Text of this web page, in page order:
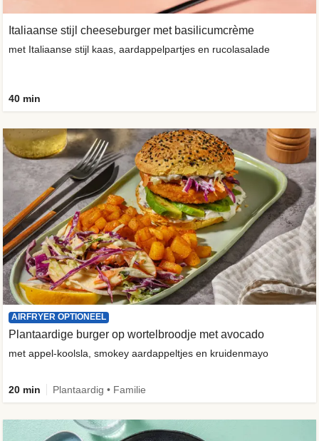
Italiaanse stijl cheeseburger met basilicumcrème
met Italiaanse stijl kaas, aardappelpartjes en rucolasalade
40 min
AIRFRYER OPTIONEEL
Plantaardige burger op wortelbroodje met avocado
met appel-koolsla, smokey aardappeltjes en kruidenmayo
20 min Plantaardig • Familie